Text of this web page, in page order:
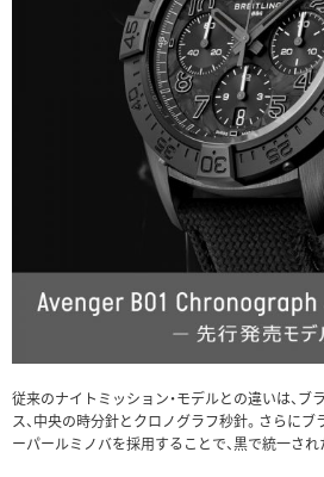
従来のナイトミッション・モデルとの違いは、
ス、中央の時分針とクロノグラフ秒針。さらにブ
ーパールミノバを採用することで、黒で統一され